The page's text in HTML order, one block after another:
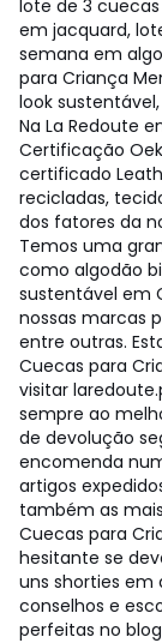
lote de 3
em jacquard,
semana em
para Criança
look
Na La Redoute
Certificação
certificado
recicladas,
dos fatores da
Temos uma
como algodão
sustentável em
nossas marcas
entre outras.
Cuecas para
visitar
sempre ao
de devolução
encomenda
artigos
também as
Cuecas para
hesitante se
uns shorties em
conselhos e
perfeitas no